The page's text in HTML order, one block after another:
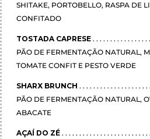
SHITAKE, PORTOBELLO, RASPA DE
CONFITADO
TOSTADA CAPRESE . . . . . . . . . . . . . . .
PÃO DE FERMENTAÇÃO NATURAL,
TOMATE CONFIT E PESTO VERDE
SHARX BRUNCH . . . . . . . . . . . . . . . . . . .
PÃO DE FERMENTAÇÃO NATURAL,
ABACATE
AÇAÍ DO ZÉ . . . . . . . . . . . . . . . . . . . . . . . .